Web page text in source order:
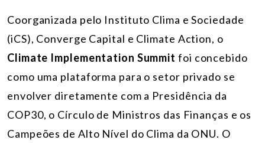
Coorganizada pelo Instituto Clima e Sociedade
(iCS), Converge Capital e Climate Action, o
Climate Implementation Summit foi concebido
como uma plataforma para o setor privado se
envolver diretamente com a Presidência da
COP30, o Círculo de Ministros das Finanças e os
Campeões de Alto Nível do Clima da ONU. O